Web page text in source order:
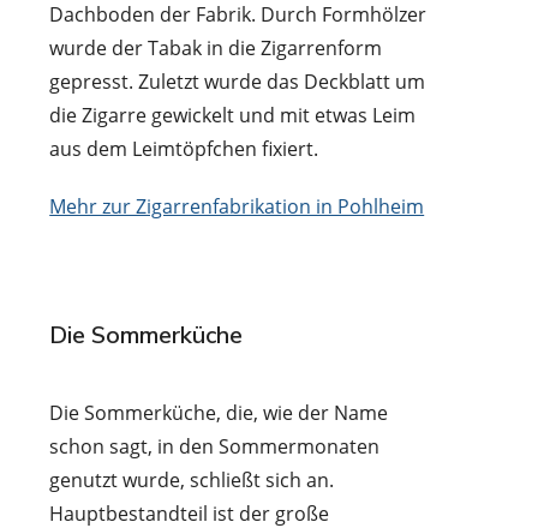
Dachboden der Fabrik. Durch Formhölzer
wurde der Tabak in die Zigarrenform
gepresst. Zuletzt wurde das Deckblatt um
die Zigarre gewickelt und mit etwas Leim
aus dem Leimtöpfchen fixiert.
Mehr zur Zigarrenfabrikation in Pohlheim
Die Sommerküche
Die Sommerküche, die, wie der Name
schon sagt, in den Sommermonaten
genutzt wurde, schließt sich an.
Hauptbestandteil ist der große